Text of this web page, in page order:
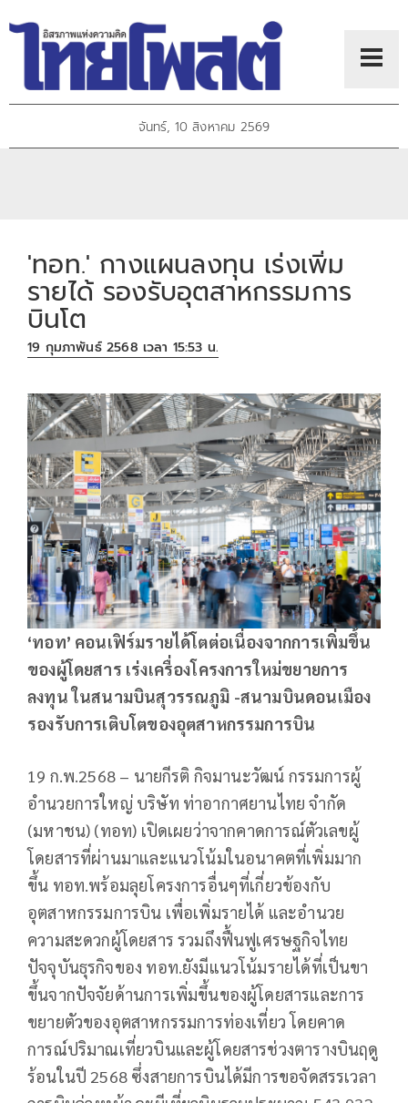
จันทร์, 10 สิงหาคม 2569
'ทอท.' กางแผนลงทุน เร่งเพิ่ม
รายได้ รองรับอุตสาหกรรมการ
บินโต
19 กุมภาพันธ์ 2568 เวลา 15:53 น.
‘ทอท’ คอนเฟิร์มรายได้โตต่อเนื่องจากการเพิ่มขึ้น
ของผู้โดยสาร เร่งเครื่องโครงการใหม่ขยายการ
ลงทุน ในสนามบินสุวรรณภูมิ -สนามบินดอนเมือง
รองรับการเติบโตของอุตสาหกรรมการบิน
19 ก.พ.2568 – นายกีรติ กิจมานะวัฒน์ กรรมการผู้
อำนวยการใหญ่ บริษัท ท่าอากาศยานไทย จำกัด
(มหาชน) (ทอท) เปิดเผยว่าจากคาดการณ์ตัวเลขผู้
โดยสารที่ผ่านมาและแนวโน้มในอนาคตที่เพิ่มมาก
ขึ้น ทอท.พร้อมลุยโครงการอื่นๆที่เกี่ยวข้องกับ
อุตสาหกรรมการบิน เพื่อเพิ่มรายได้ และอำนวย
ความสะดวกผู้โดยสาร รวมถึงฟื้นฟูเศรษฐกิจไทย
ปัจจุบันธุรกิจของ ทอท.ยังมีแนวโน้มรายได้ที่เป็นขา
ขึ้นจากปัจจัยด้านการเพิ่มขึ้นของผู้โดยสารและการ
ขยายตัวของอุตสาหกรรมการท่องเที่ยว โดยคาด
การณ์ปริมาณเที่ยวบินและผู้โดยสารช่วงตารางบินฤดู
ร้อนในปี 2568 ซึ่งสายการบินได้มีการขอจัดสรรเวลา